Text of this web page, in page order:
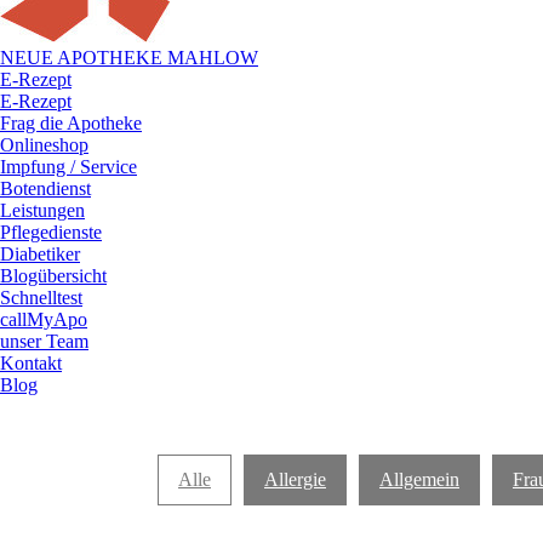
NEUE APOTHEKE MAHLOW
E-Rezept
E-Rezept
Frag die Apotheke
Onlineshop
Impfung / Service
Botendienst
Leistungen
Pflegedienste
Diabetiker
Blogübersicht
Schnelltest
callMyApo
unser Team
Kontakt
Blog
Alle Allergie Allgemein